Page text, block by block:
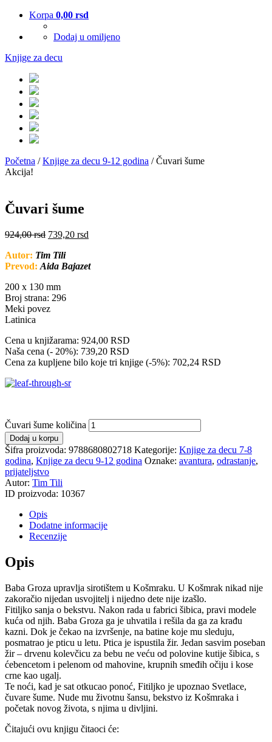
Korpa 0,00 rsd
Dodaj u omiljeno
Knjige za decu
Početna /Knjige za decu 9-12 godina / Čuvari šume
Akcija!
Čuvari šume
924,00rsd 739,20 rsd
Autor: Tim Tili
Prevod: Aida Bajazet
200 x 130 mm
Broj strana: 296
Meki povez
Latinica
Cena u knjižarama: 924,00 RSD
Naša cena (- 20%): 739,20 RSD
Cena za kupljene bilo koje tri knjige (-5%): 702,24 RSD
Čuvari šume količina
Dodaj u korpu
Šifra proizvoda: 9788680802718 Kategorije: Knjige za decu 7-8
godina, Knjige za decu 9-12 godina Oznake: avantura, odrastanje,
prijateljstvo
Autor: Tim Tili
ID proizvoda: 10367
Opis
Dodatne informacije
Recenzije
Opis
Baba Groza upravlja sirotištem u Košmraku. U Košmrak nikad nije
zakoračio nijedan usvojitelj i nijedno dete nije izašlo.
Fitiljko sanja o bekstvu. Nakon rada u fabrici šibica, pravi modele
kuća od njih. Baba Groza ga je uhvatila i rešila da ga za krađu
kazni. Dok je čekao na izvršenje, na batine koje mu sleduju,
posmatrao je pticu u letu. Ptica je ispustila žir. Jedan sasvim poseban
žir – drvenu kolevčicu za bebu ne veću od polovine kutije šibica, s
ćebencetom i pelenom od mahovine, krupnih smeđih očiju i kose
crne kao ugalj.
Te noći, kad je sat otkucao ponoć, Fitiljko je upoznao Svetlace,
čuvare šume. Nude mu životnu šansu, bekstvo iz Košmraka i
početak novog života, s njima u divljini.
Čitajući ovu knjigu čitaoci će: